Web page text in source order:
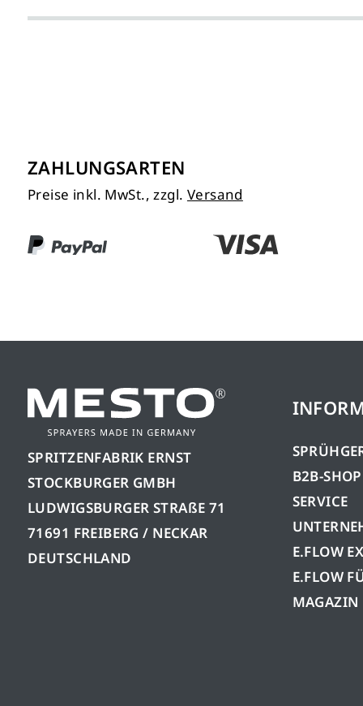
ZAHLUNGSARTEN
Preise inkl. MwSt., zzgl. Versand
SPRITZENFABRIK ERNST
STOCKBURGER GMBH
LUDWIGSBURGER STRAßE 71
71691 FREIBERG / NECKAR
DEUTSCHLAND
B2B-SHOP
SERVICE
E.FLOW
E.FLOW
MAGAZIN